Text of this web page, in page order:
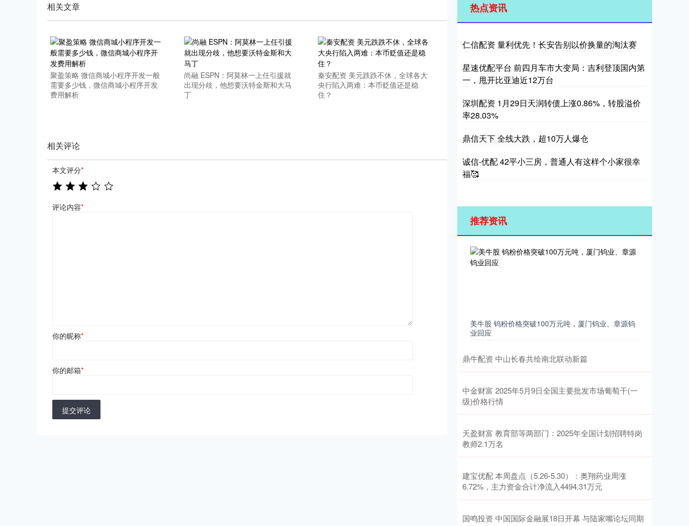
相关文章
聚盈策略 微信商城小程序开发一般
需要多少钱，微信商城小程序开发
费用解析
尚融 ESPN：阿莫林一上任引援就
出现分歧，他想要沃特金斯和大马
丁
秦安配资 美元跌跌不休，全球各大
央行陷入两难：本币贬值还是稳
住？
相关评论
本文评分*
评论内容*
你的昵称*
你的邮箱*
提交评论
热点资讯
仁信配资 量利优先！长安告别以价换量的淘汰赛
星速优配平台 前四月车市大变局：吉利登顶国内第
一，甩开比亚迪近12万台
深圳配资 1月29日天润转债上涨0.86%，转股溢价
率28.03%
鼎信天下 全线大跌，超10万人爆仓
诚信-优配 42平小三房，普通人有这样个小家很幸
福🥰
推荐资讯
美牛股 钨粉价格突破100万元吨，厦门钨业、章源钨
业回应
鼎牛配资 中山长春共绘南北联动新篇
中金财富 2025年5月9日全国主要批发市场葡萄干(一
级)价格行情
天盈财富 教育部等两部门：2025年全国计划招聘特岗
教师2.1万名
建宝优配 本周盘点（5.26-5.30）：奥翔药业周涨
6.72%，主力资金合计净流入4494.31万元
国鸣投资 中国国际金融展18日开幕 与陆家嘴论坛同期